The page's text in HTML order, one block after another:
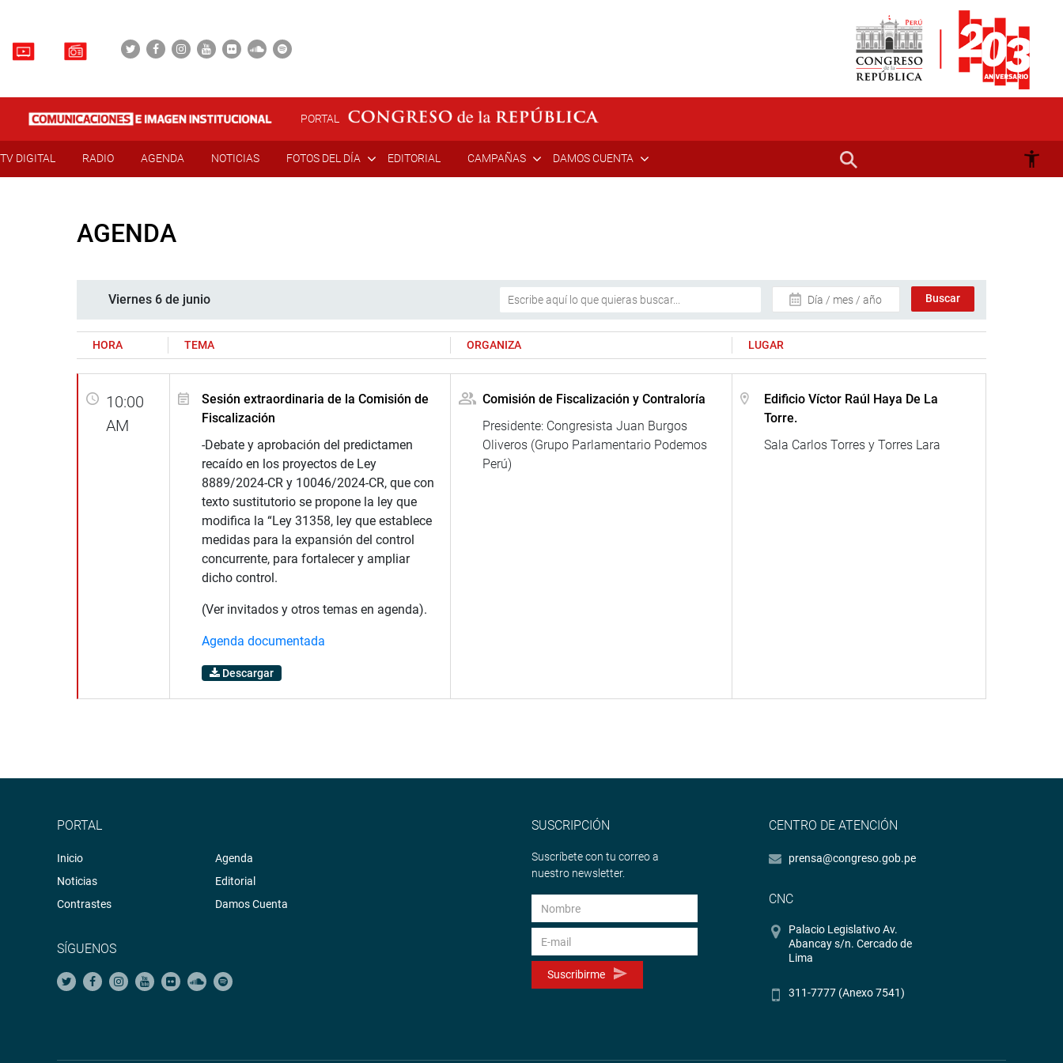
PORTAL
TV DIGITAL RADIO AGENDA NOTICIAS FOTOS DEL DÍA EDITORIAL CAMPAÑAS DAMOS CUENTA
AGENDA
Viernes 6 de junio Día / mes / año
HORA TEMA ORGANIZA LUGAR
10:00
AM
Sesión extraordinaria de la Comisión de
Fiscalización
-Debate y aprobación del predictamen
recaído en los proyectos de Ley
8889/2024-CR y 10046/2024-CR, que con
texto sustitutorio se propone la ley que
modifica la “Ley 31358, ley que establece
medidas para la expansión del control
concurrente, para fortalecer y ampliar
dicho control.
(Ver invitados y otros temas en agenda).
Agenda documentada
Descargar
Comisión de Fiscalización y Contraloría
Presidente: Congresista Juan Burgos
Oliveros (Grupo Parlamentario Podemos
Perú)
Edificio Víctor Raúl Haya De La
Torre.
Sala Carlos Torres y Torres Lara
PORTAL
Inicio
Noticias
Contrastes
Agenda
Editorial
Damos Cuenta
SÍGUENOS
SUSCRIPCIÓN
Suscríbete con tu correo a
nuestro newsletter.
Suscribirme
CENTRO DE ATENCIÓN
prensa@congreso.gob.pe
CNC
Palacio Legislativo Av.
Abancay s/n. Cercado de
Lima
311-7777 (Anexo 7541)